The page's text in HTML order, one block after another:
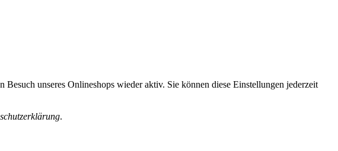
unseres Onlineshops wieder aktiv. Sie können diese Einstellungen jederzeit
.